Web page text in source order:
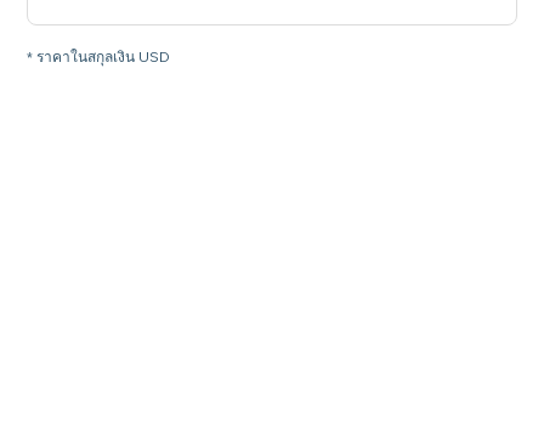
* ราคาในสกุลเงิน USD